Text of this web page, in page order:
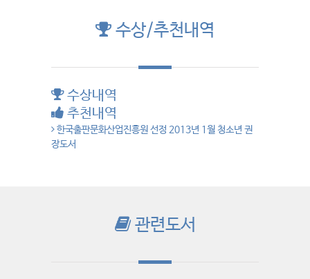
수상/추천내역
수상내역
추천내역
한국출판문화산업진흥원 선정 2013년 1월 청소년 권
장도서
관련도서